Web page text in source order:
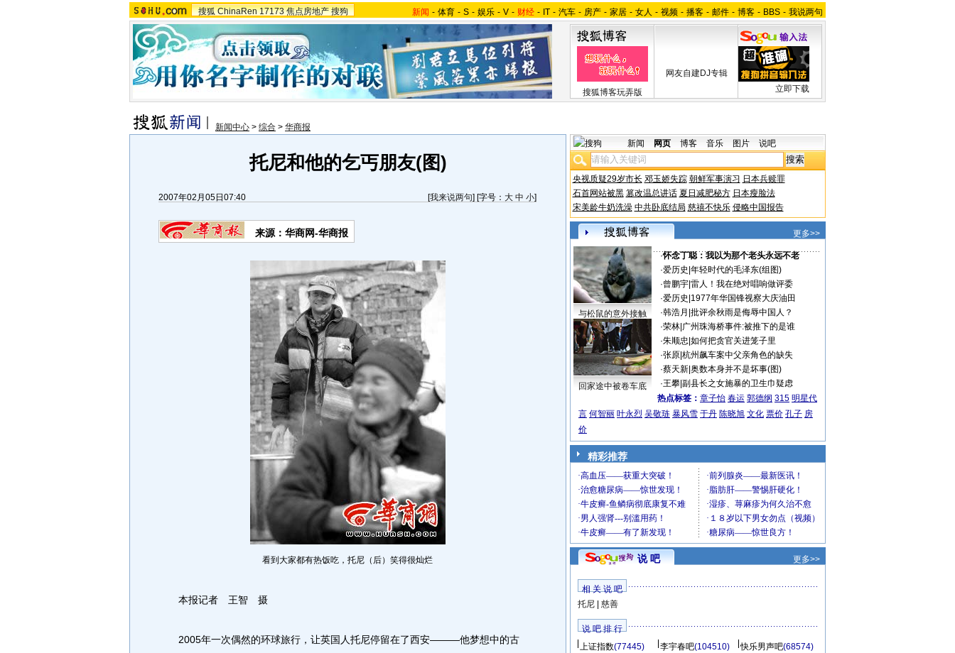
搜狐 ChinaRen 17173 焦点房地产 搜狗 新闻 - 体育 - S - 娱乐 - V - 财经 - IT - 汽车 - 房产 - 家居 - 女人 - 视频 - 播客 - 邮件 - 博客 - BBS - 我说两句
搜狐博客玩弄版
网友自建DJ专辑
立即下载
新闻中心 > 综合 > 华商报
托尼和他的乞丐朋友(图)
2007年02月05日07:40 [我来说两句] [字号： 大 中 小]
来源：华商网-华商报
看到大家都有热饭吃，托尼（后）笑得很灿烂
本报记者 王智 摄
2005年一次偶然的环球旅行，让英国人托尼停留在了西安———他梦想中的古
新闻 网页 博客 音乐 图片 说吧
央视质疑29岁市长 邓玉娇失踪 朝鲜军事演习 日本兵赎罪
石首网站被黑 篡改温总讲话 夏日减肥秘方 日本瘦脸法
宋美龄牛奶洗澡 中共卧底结局 慈禧不快乐 侵略中国报告
更多>>
与松鼠的意外接触
回家途中被卷车底
·怀念丁聪：我以为那个老头永远不老
·爱历史 年轻时代的毛泽东(组图)
·曾鹏宇| 雷人！我在绝对唱响做评委
·爱历史 1977年华国锋视察大庆油田
·韩浩月 批评余秋雨是侮辱中国人？
·荣林| 广州珠海桥事件:被推下的是谁
·朱顺忠 如何把贪官关进笼子里
·张原| 杭州飙车案中父亲角色的缺失
·蔡天新| 奥数本身并不是坏事(图)
·王攀| 副县长之女施暴的卫生巾疑虑
热点标签： 章子怡 春运 郭德纲 315 明星代
言 何智丽 叶永烈 吴敬琏 暴风雪 于丹 陈晓旭 文化 票价 孔子 房
价
精彩推荐
说 吧 更多>>
相 关 说 吧
托尼| 慈善
说 吧 排 行
上证指数(77445) 李宇春吧(104510) 快乐男声吧(68574)